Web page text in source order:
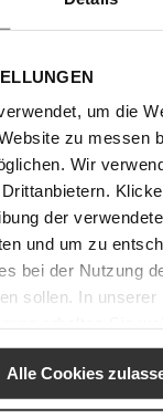
um die
zu messen
Wir
der
und um zu
bei der Nutzung
sollen. In unserer
Alle Cookies
Karten sicher
abnehmbaren
Obermaterial
27 x 6,5 x 14,5 cm
Produkt
Ziegenleder,
Ihnen auch